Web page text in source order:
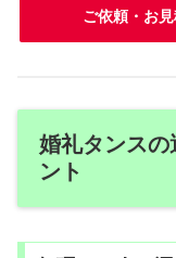
ご依頼・お
婚礼タンスの
ント